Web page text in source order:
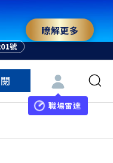
瞭解更多
職場雷達
道